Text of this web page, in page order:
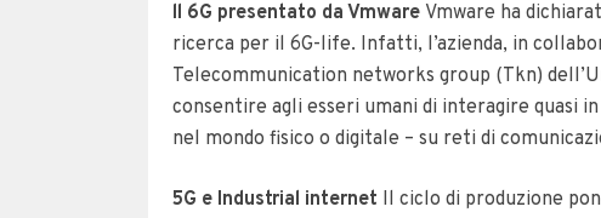
ll 6G presentato da Vmware Vmware ha
ricerca per il 6G-life. Infatti, l’azienda, in
Telecommunication networks group (Tkn)
consentire agli esseri umani di interagire quasi
nel mondo fisico o digitale – su reti di
5G e Industrial internet Il ciclo di produzione